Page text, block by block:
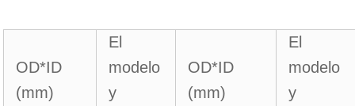
OD*ID
(mm)
El
modelo
y
OD*ID
(mm)
El
modelo
y